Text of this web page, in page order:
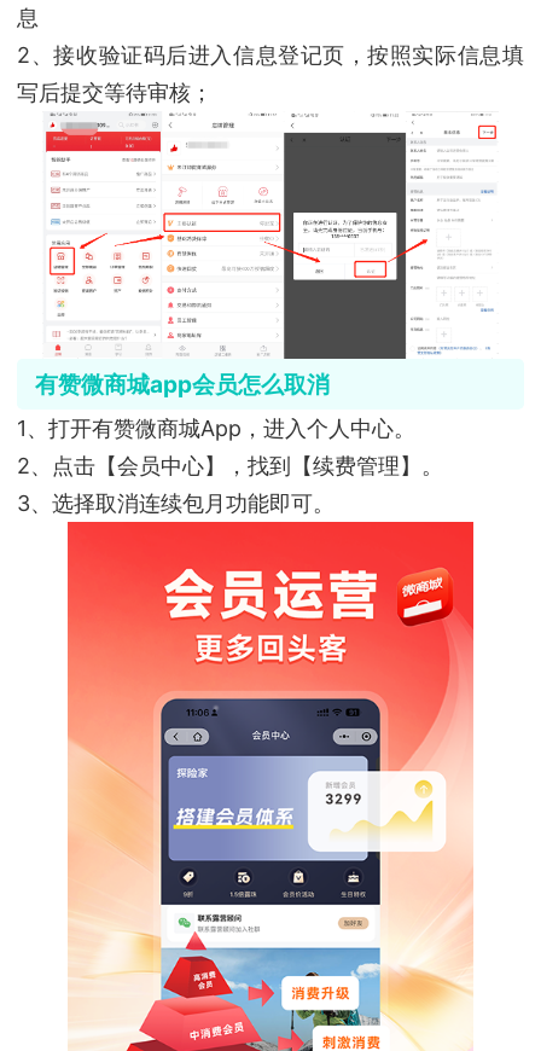
息
2、接收验证码后进入信息登记页，按照实际信息填
写后提交等待审核；
有赞微商城app会员怎么取消
1、打开有赞微商城App，进入个人中心。
2、点击【会员中心】，找到【续费管理】。
3、选择取消连续包月功能即可。